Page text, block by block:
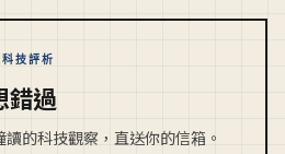
技評析
錯過
的科技觀察，直送你的信箱。